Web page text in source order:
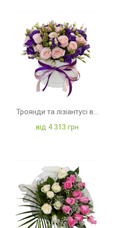
Троянди та лізіантусі в коробці
від 4 313 грн